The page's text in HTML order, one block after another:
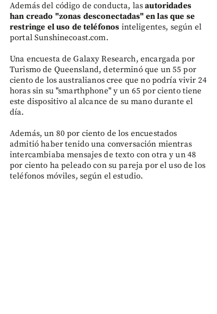
Además del código de conducta, lasautoridades
han creado "zonas desconectadas" en las que se
restringe el uso de teléfonos inteligentes, según el
portal Sunshinecoast.com.
Una encuesta de Galaxy Research, encargada por
Turismo de Queensland, determinó que un 55 por
ciento de los australianos cree que no podría vivir 24
horas sin su "smarthphone" y un 65 por ciento tiene
este dispositivo al alcance de su mano durante el
día.
Además, un 80 por ciento de los encuestados
admitió haber tenido una conversación mientras
intercambiaba mensajes de texto con otra y un 48
por ciento ha peleado con su pareja por el uso de los
teléfonos móviles, según el estudio.